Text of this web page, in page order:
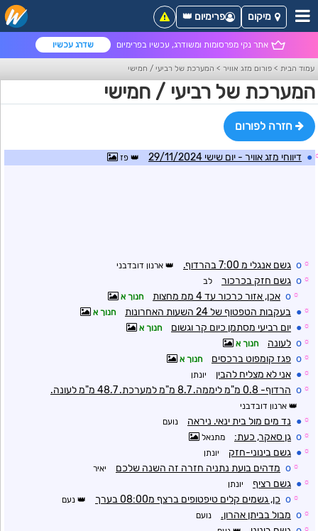
אתר נקי מפרסומות ומשודרג, עכשיו בפרימיום שדרג עכשיו
מיקום פרימיום 👑
עמוד הבית > פורום מזג אוויר > המערכת של רביעי / חמישי
המערכת של רביעי / חמישי
חזרה לפורום
● דיווחי מזג אוויר - יום שישי 29/11/2024 פז
☼
o גשם אנגלי מ 7:00 בהרדוף. ארנון דובדבני
☼
o גשם חזק בכרכור לב
☼
o אכן, אזור כרכור עד 4 ממ מחצות חנוך א
☼
● בעקבות הטפטוף של 24 השעות האחרונות חנוך א
☼
● יום רביעי מסתמן כיום קר וגשום חנוך א
☼
o לעונה חנוך א
☼
o פגז קומפוט ברכסים חנוך א
☼
● אני לא מצליח להבין יונתן
☼
o הרדוף- 0.8 מ"מ ליממה. 8.7 מ"מ למערכת. 48.7 מ"מ לעונה.
ארנון דובדבני
☼
● נד מים מול בית ינאי. ניראה נועם
☼
o גן סאקר, כעת: מתנאל
☼
● גשם בינוני-חזק יונתן
☼
o מדהים בועת נתניה חזרה זה השנה שלכם יאיר
☼
● גשם רציף יונתן
☼
o כן, גשמים קלים טיפטופים ברצף מ08:00 בערך נעם
☼
o מבול בביתן אהרון. נועם
☼